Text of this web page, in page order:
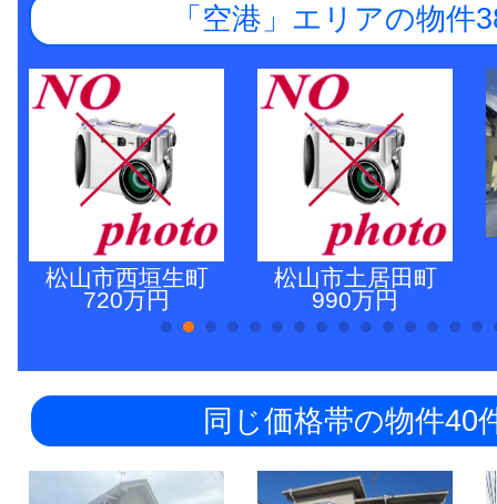
「空港」エリアの物件
松山市西垣生町
720万円
松山市土居田町
990万円
同じ価格帯の物件40